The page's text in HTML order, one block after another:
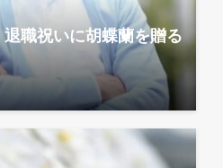
退職祝いに胡蝶蘭を贈る